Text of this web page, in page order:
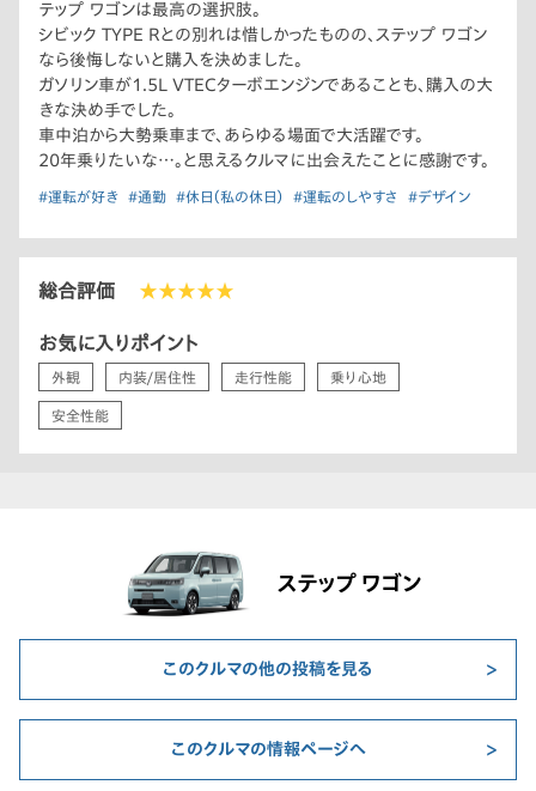
テップ ワゴンは最高の選択肢。
シビック TYPE Rとの別れは惜しかったものの、ステップ ワゴン
なら後悔しないと購入を決めました。
ガソリン車が1.5L VTECターボエンジンであることも、購入の大
きな決め手でした。
車中泊から大勢乗車まで、あらゆる場面で大活躍です。
20年乗りたいな…。と思えるクルマに出会えたことに感謝です。
#運転が好き #通勤 #休日（私の休日） #運転のしやすさ #デザイン
総合評価 ★★★★★
お気に入りポイント
外観 内装/居住性 走行性能 乗り心地
安全性能
ステップ ワゴン
このクルマの他の投稿を見る
このクルマの情報ページへ